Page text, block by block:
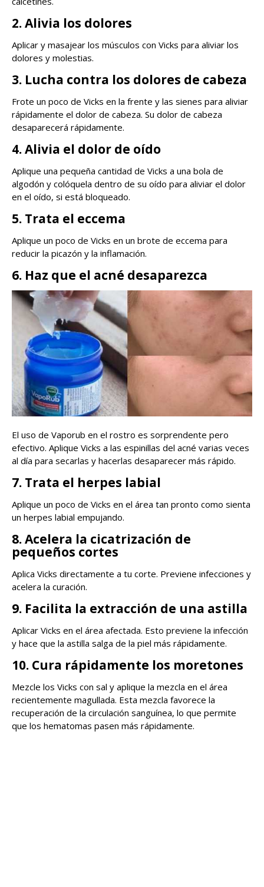
2. Alivia los dolores
Aplicar y masajear los músculos con Vicks para aliviar los
dolores y molestias.
3. Lucha contra los dolores de cabeza
Frote un poco de Vicks en la frente y las sienes para aliviar
rápidamente el dolor de cabeza. Su dolor de cabeza
desaparecerá rápidamente.
4. Alivia el dolor de oído
Aplique una pequeña cantidad de Vicks a una bola de
algodón y colóquela dentro de su oído para aliviar el dolor
en el oído, si está bloqueado.
5. Trata el eccema
Aplique un poco de Vicks en un brote de eccema para
reducir la picazón y la inflamación.
6. Haz que el acné desaparezca
El uso de Vaporub en el rostro es sorprendente pero
efectivo. Aplique Vicks a las espinillas del acné varias veces
al día para secarlas y hacerlas desaparecer más rápido.
7. Trata el herpes labial
Aplique un poco de Vicks en el área tan pronto como sienta
un herpes labial empujando.
8. Acelera la cicatrización de
pequeños cortes
Aplica Vicks directamente a tu corte. Previene infecciones y
acelera la curación.
9. Facilita la extracción de una astilla
Aplicar Vicks en el área afectada. Esto previene la infección
y hace que la astilla salga de la piel más rápidamente.
10. Cura rápidamente los moretones
Mezcle los Vicks con sal y aplique la mezcla en el área
recientemente magullada. Esta mezcla favorece la
recuperación de la circulación sanguínea, lo que permite
que los hematomas pasen más rápidamente.